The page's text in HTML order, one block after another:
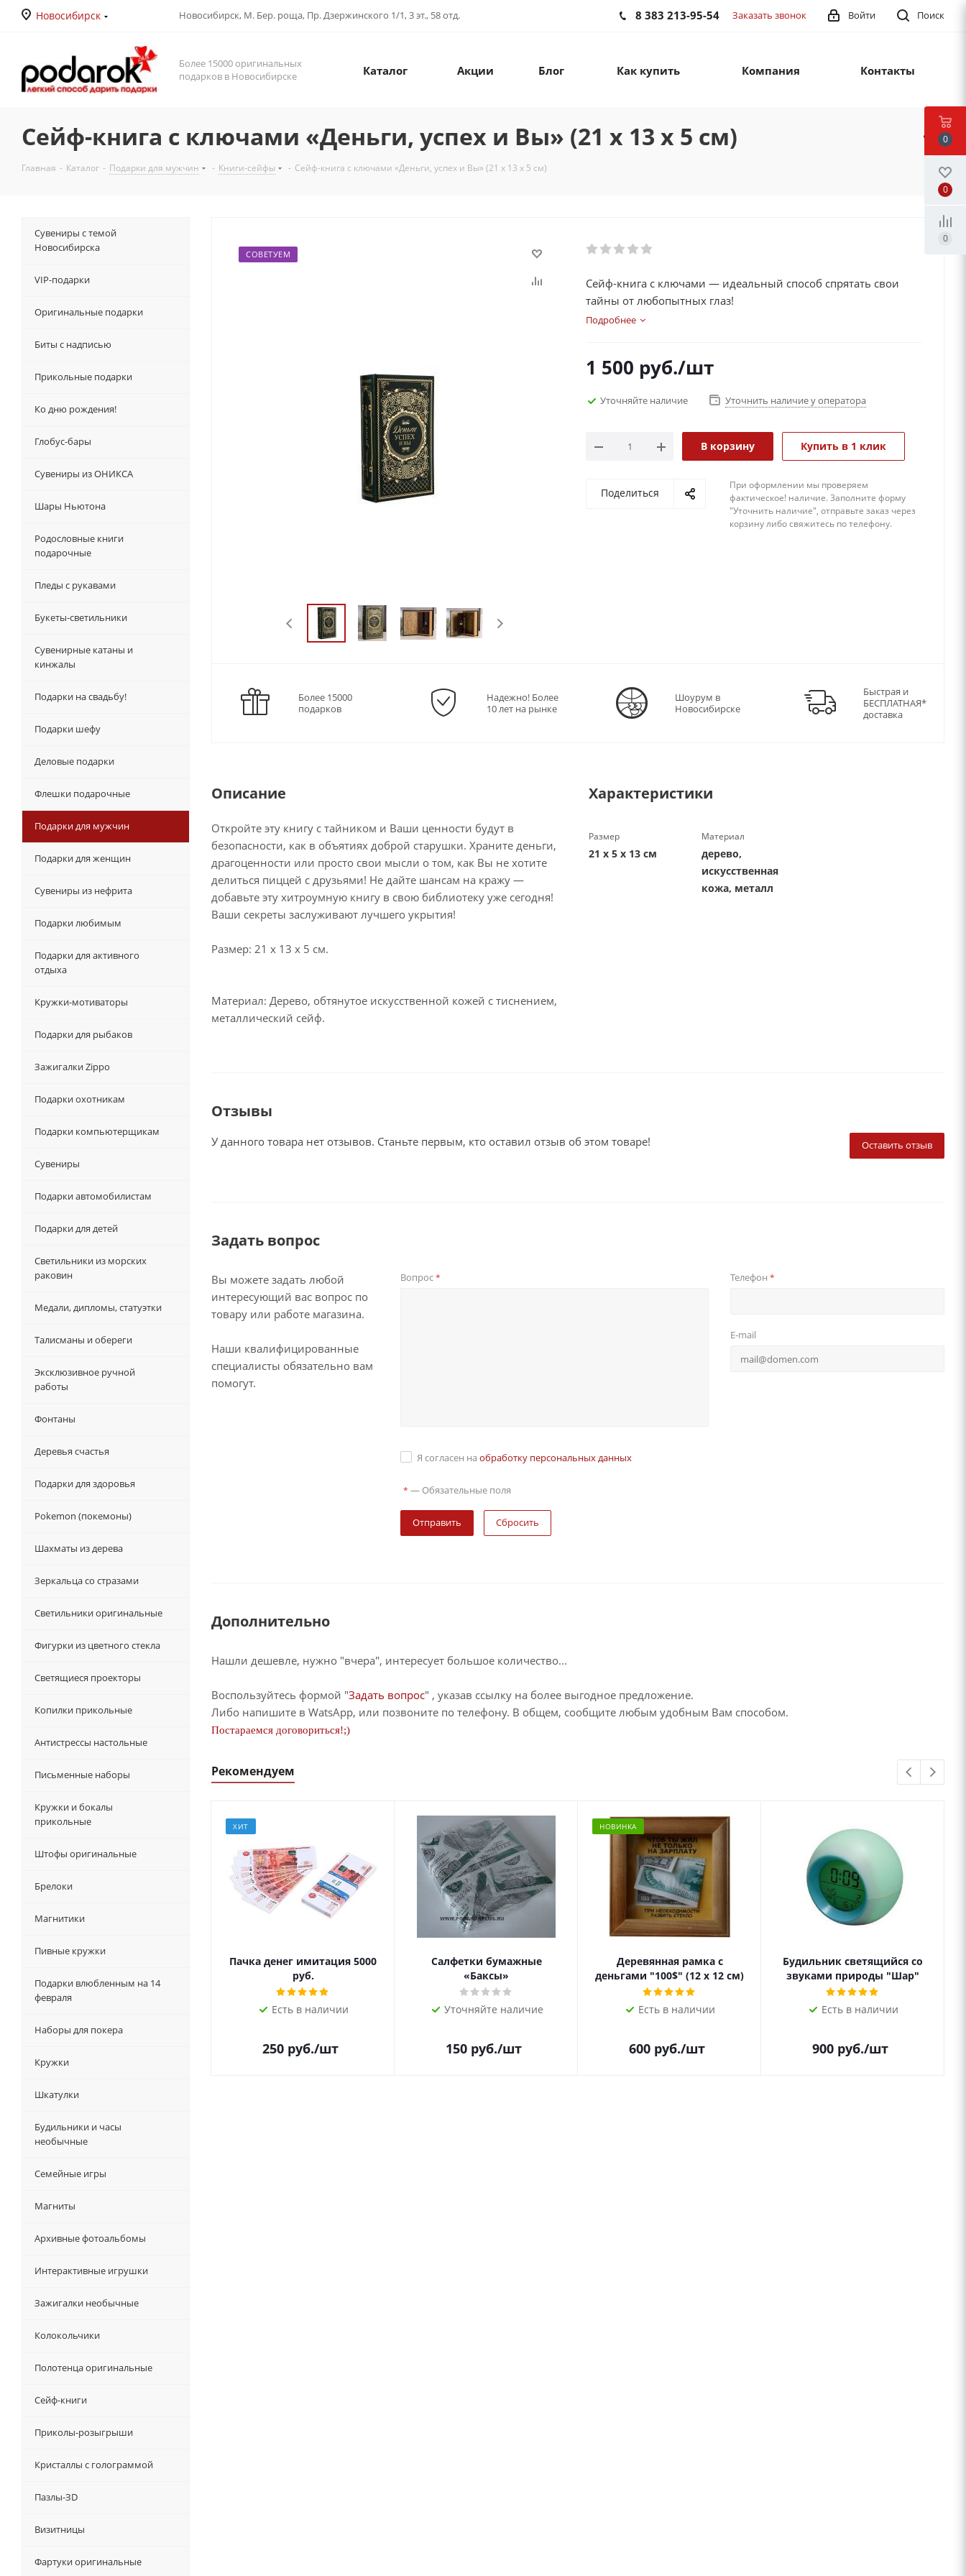
Новосибирск Новосибирск, М. Бер. роща, Пр. Дзержинского 1/1, 3 эт., 58 отд. Поиск
Войти
8 383 213-95-54 Заказать звонок
Более 15000 оригинальных
подарков в Новосибирске
Каталог Акции Блог Как купить Компания Контакты
Сейф-книга с ключами «Деньги, успех и Вы» (21 х 13 х 5 см)
Главная - Каталог - Подарки для мужчин - Книги-сейфы - Сейф-книга с ключами «Деньги, успех и Вы» (21 х 13 х 5 см)
СОВЕТУЕМ
Сейф-книга с ключами — идеальный способ спрятать свои
тайны от любопытных глаз!
Подробнее
1 500 руб./шт
Уточняйте наличие Уточнить наличие у оператора
В корзину Купить в 1 клик
Поделиться
При оформлении мы проверяем
фактическое! наличие. 3аполните форму
"Уточнить наличие", отправьте заказ через
корзину либо свяжитесь по телефону.
Более 15000
подарков
Надежно! Более
10 лет на рынке
Шоурум в
Новосибирске
Быстрая и
БЕСПЛАТНАЯ*
доставка
Описание
Откройте эту книгу с тайником и Ваши ценности будут в
безопасности, как в объятиях доброй старушки. Храните деньги,
драгоценности или просто свои мысли о том, как Вы не хотите
делиться пиццей с друзьями! Не дайте шансам на кражу —
добавьте эту хитроумную книгу в свою библиотеку уже сегодня!
Ваши секреты заслуживают лучшего укрытия!
Размер: 21 х 13 х 5 см.
Материал: Дерево, обтянутое искусственной кожей с тиснением,
металлический сейф.
Характеристики
Размер
21 х 5 х 13 см
Материал
дерево,
искусственная
кожа, металл
Отзывы
Оставить отзыв
У данного товара нет отзывов. Станьте первым, кто оставил отзыв об этом товаре!
Задать вопрос
Вы можете задать любой
интересующий вас вопрос по
товару или работе магазина.
Наши квалифицированные
специалисты обязательно вам
помогут.
Вопрос* Телефон *
E-mail
Я согласен на обработку персональных данных
* — Обязательные поля
Сбросить
Дополнительно
Нашли дешевле, нужно "вчера", интересует большое количество...
Воспользуйтесь формой "Задать вопрос" , указав ссылку на более выгодное предложение.
Либо напишите в WatsApp, или позвоните по телефону. В общем, сообщите любым удобным Вам способом.
Постараемся договориться!;)
Рекомендуем
ХИТ
Пачка денег имитация 5000
руб.
Есть в наличии
250 руб./шт
Салфетки бумажные
«Баксы»
Уточняйте наличие
150 руб./шт
НОВИНКА
Деревянная рамка с
деньгами "100$" (12 х 12 см)
Есть в наличии
600 руб./шт
Будильник светящийся со
звуками природы "Шар"
Есть в наличии
900 руб./шт
Сувениры с темой
Новосибирска
VIP-подарки
Оригинальные подарки
Биты с надписью
Прикольные подарки
Ко дню рождения!
Глобус-бары
Сувениры из ОНИКСА
Шары Ньютона
Родословные книги
подарочные
Пледы с рукавами
Букеты-светильники
Сувенирные катаны и
кинжалы
Подарки на свадьбу!
Подарки шефу
Деловые подарки
Флешки подарочные
Подарки для мужчин
Подарки для женщин
Сувениры из нефрита
Подарки любимым
Подарки для активного
отдыха
Кружки-мотиваторы
Подарки для рыбаков
Зажигалки Zippo
Подарки охотникам
Подарки компьютерщикам
Сувениры
Подарки автомобилистам
Подарки для детей
Светильники из морских
раковин
Медали, дипломы, статуэтки
Талисманы и обереги
Эксклюзивное ручной
работы
Фонтаны
Деревья счастья
Подарки для здоровья
Pokemon (покемоны)
Шахматы из дерева
Зеркальца со стразами
Светильники оригинальные
Фигурки из цветного стекла
Светящиеся проекторы
Копилки прикольные
Антистрессы настольные
Письменные наборы
Кружки и бокалы
прикольные
Штофы оригинальные
Брелоки
Магнитики
Пивные кружки
Подарки влюбленным на 14
февраля
Наборы для покера
Кружки
Шкатулки
Будильники и часы
необычные
Семейные игры
Магниты
Архивные фотоальбомы
Интерактивные игрушки
Зажигалки необычные
Колокольчики
Полотенца оригинальные
Сейф-книги
Приколы-розыгрыши
Кристаллы с голограммой
Пазлы-ЗD
Визитницы
Фартуки оригинальные
0
0
0